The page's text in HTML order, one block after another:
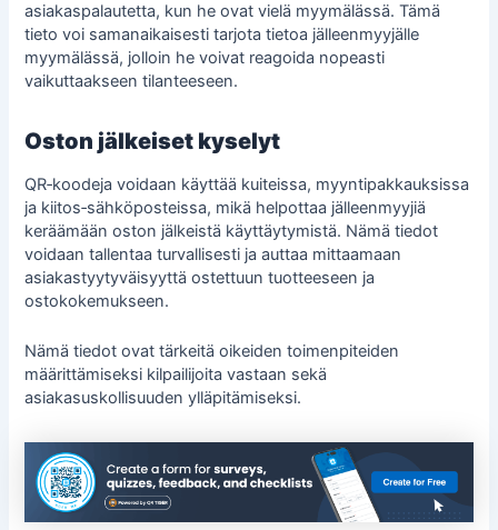
asiakaspalautetta, kun he ovat vielä myymälässä. Tämä
tieto voi samanaikaisesti tarjota tietoa jälleenmyyjälle
myymälässä, jolloin he voivat reagoida nopeasti
vaikuttaakseen tilanteeseen.
Oston jälkeiset kyselyt
QR‑koodeja voidaan käyttää kuiteissa, myyntipakkauksissa
ja kiitos‑sähköposteissa, mikä helpottaa jälleenmyyjiä
keräämään oston jälkeistä käyttäytymistä. Nämä tiedot
voidaan tallentaa turvallisesti ja auttaa mittaamaan
asiakastyytyväisyyttä ostettuun tuotteeseen ja
ostokokemukseen.
Nämä tiedot ovat tärkeitä oikeiden toimenpiteiden
määrittämiseksi kilpailijoita vastaan sekä
asiakasuskollisuuden ylläpitämiseksi.